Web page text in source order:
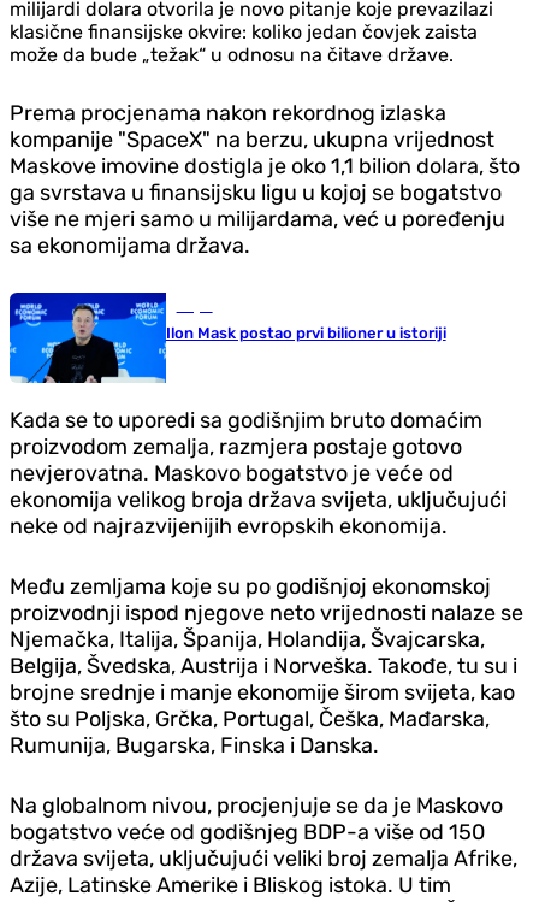
milijardi dolara otvorila je novo pitanje koje prevazilazi
klasične finansijske okvire: koliko jedan čovjek zaista
može da bude „težak“ u odnosu na čitave države.
Prema procjenama nakon rekordnog izlaska
kompanije "SpaceX" na berzu, ukupna vrijednost
Maskove imovine dostigla je oko 1,1 bilion dolara, što
ga svrstava u finansijsku ligu u kojoj se bogatstvo
više ne mjeri samo u milijardama, već u poređenju
sa ekonomijama država.
Ilon Mask postao prvi bilioner u istoriji
Kada se to uporedi sa godišnjim bruto domaćim
proizvodom zemalja, razmjera postaje gotovo
nevjerovatna. Maskovo bogatstvo je veće od
ekonomija velikog broja država svijeta, uključujući
neke od najrazvijenijih evropskih ekonomija.
Među zemljama koje su po godišnjoj ekonomskoj
proizvodnji ispod njegove neto vrijednosti nalaze se
Njemačka, Italija, Španija, Holandija, Švajcarska,
Belgija, Švedska, Austrija i Norveška. Takođe, tu su i
brojne srednje i manje ekonomije širom svijeta, kao
što su Poljska, Grčka, Portugal, Češka, Mađarska,
Rumunija, Bugarska, Finska i Danska.
Na globalnom nivou, procjenjuje se da je Maskovo
bogatstvo veće od godišnjeg BDP-a više od 150
država svijeta, uključujući veliki broj zemalja Afrike,
Azije, Latinske Amerike i Bliskog istoka. U tim